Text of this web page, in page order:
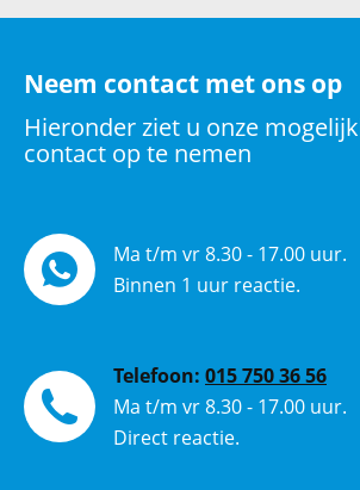
Neem contact met ons op
Hieronder ziet u onze
contact op te nemen
Ma t/m vr 8.30 - 17.00 uur.
Binnen 1 uur reactie.
Telefoon: 015 750 36 56
Ma t/m vr 8.30 - 17.00 uur.
Direct reactie.